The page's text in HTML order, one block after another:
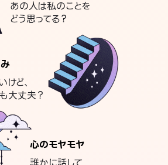
あの人は私のことを
どう思ってる？
けど、
大丈夫？
心のモヤモヤ